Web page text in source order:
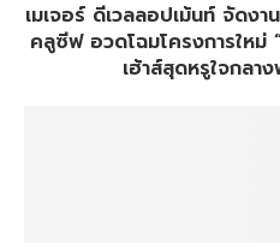
เมเจอร์ ดีเวลลอปเม้นท์ จัดง
คลูซีฟ อวดโฉมโครงการให
เฮ้าส์สุดหรูใจกล